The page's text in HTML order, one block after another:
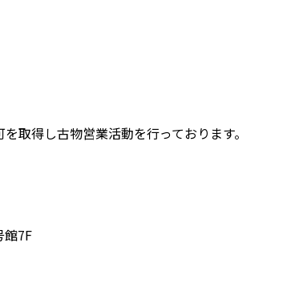
取得し古物営業活動を行っております。
館7F